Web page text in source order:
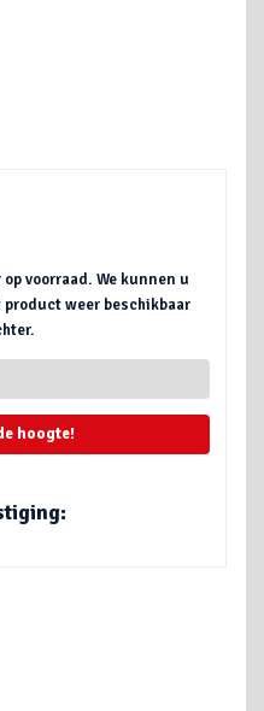
voorraad. We kunnen u
weer beschikbaar
hoogte!